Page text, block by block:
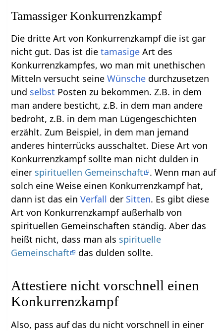
Tamassiger Konkurrenzkampf
Die dritte Art von Konkurrenzkampf die ist gar
nicht gut. Das ist dietamasige Art des
Konkurrenzkampfes, wo man mit unethischen
Mitteln versucht seineWünsche durchzusetzen
und selbst Posten zu bekommen. Z.B. in dem
man andere besticht, z.B. in dem man andere
bedroht, z.B. in dem man Lügengeschichten
erzählt. Zum Beispiel, in dem man jemand
anderes hinterrücks ausschaltet. Diese Art von
Konkurrenzkampf sollte man nicht dulden in
einer spirituellen Gemeinschaft
. Wenn man auf
solch eine Weise einen Konkurrenzkampf hat,
dann ist das einVerfall der Sitten. Es gibt diese
Art von Konkurrenzkampf außerhalb von
spirituellen Gemeinschaften ständig. Aber das
heißt nicht, dass man als spirituelle
Gemeinschaft
das dulden sollte.
Attestiere nicht vorschnell einen
Konkurrenzkampf
Also, pass auf das du nicht vorschnell in einer